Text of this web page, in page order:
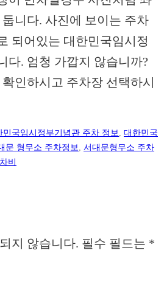
니다. 사진에 보이는 주차
되어있는 대한민국임시정
다. 엄청 가깝지 않습니까?
인하시고 주차장 선택하시
민국임시정부기념관 주차 정보
대한민국
문 형무소 주차정보
서대문형무소 주차
비
지 않습니다. 필수 필드는 *